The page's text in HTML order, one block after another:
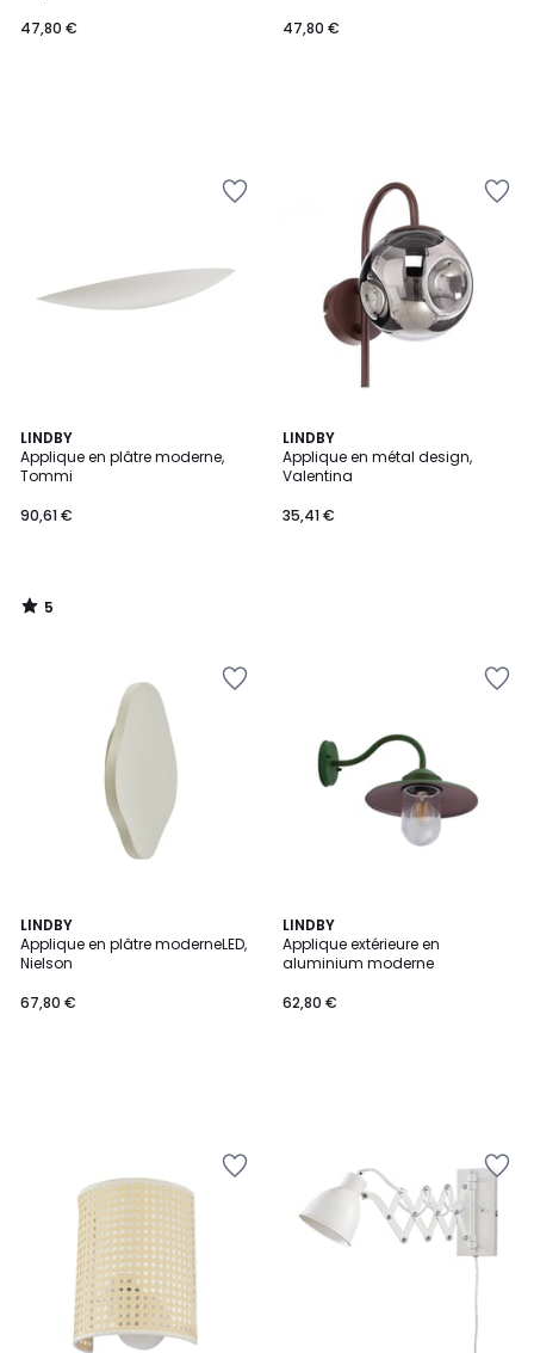
47,80 €
47,80 €
LINDBY
Applique en plâtre moderne,
Tommi
90,61 €
5
/
5
5
/
LINDBY
Applique en métal design,
Valentina
35,41 €
LINDBY
Applique en plâtre moderneLED,
Nielson
67,80 €
LINDBY
Applique extérieure en
aluminium moderne
62,80 €